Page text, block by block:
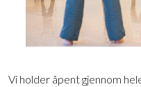
Vi holder åpent gjennom